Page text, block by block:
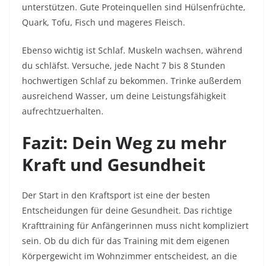
unterstützen. Gute Proteinquellen sind Hülsenfrüchte,
Quark, Tofu, Fisch und mageres Fleisch.
Ebenso wichtig ist Schlaf. Muskeln wachsen, während
du schläfst. Versuche, jede Nacht 7 bis 8 Stunden
hochwertigen Schlaf zu bekommen. Trinke außerdem
ausreichend Wasser, um deine Leistungsfähigkeit
aufrechtzuerhalten.
Fazit: Dein Weg zu mehr
Kraft und Gesundheit
Der Start in den Kraftsport ist eine der besten
Entscheidungen für deine Gesundheit. Das richtige
Krafttraining für Anfängerinnen muss nicht kompliziert
sein. Ob du dich für das Training mit dem eigenen
Körpergewicht im Wohnzimmer entscheidest, an die